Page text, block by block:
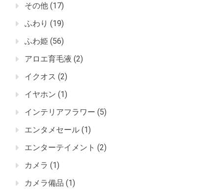
その他 (17)
ふわり (19)
ふわ姫 (56)
アロエ育毛液 (2)
イクオス (2)
イヤホン (1)
インテリアフラワー (5)
エンタメセール (1)
エンターテイメント (2)
カメラ (1)
カメラ備品 (1)